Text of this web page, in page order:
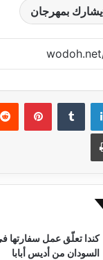
يشارك بمهرجان
لينكدإن بينتيريست
كندا تعلّق عمل سفارتها
السودان من أديس أبابا